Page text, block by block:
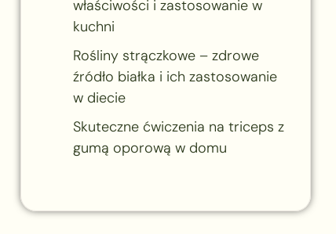
właściwości i zastosowanie w
kuchni
Rośliny strączkowe – zdrowe
źródło białka i ich zastosowanie
w diecie
Skuteczne ćwiczenia na triceps z
gumą oporową w domu